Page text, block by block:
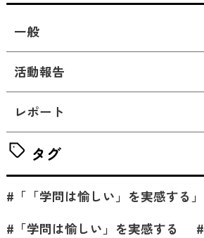
一般
活動報告
レポート
タグ
「「学問は愉しい」を実感する」
「学問は愉しい」を実感する